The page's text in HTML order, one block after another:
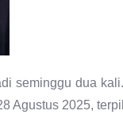
seminggu dua
Agustus 2025,